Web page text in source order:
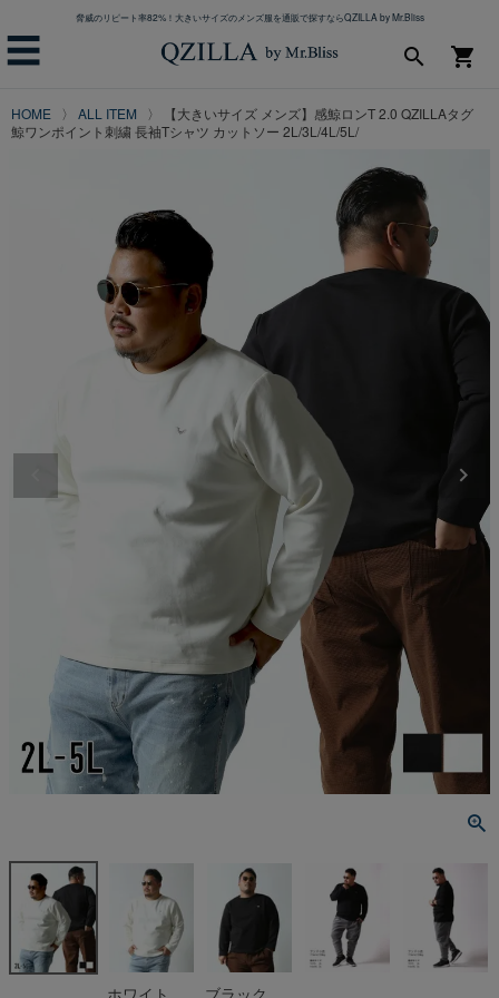
脅威のリピート率82%！大きいサイズのメンズ服を通販で探すならQZILLA by Mr.Bliss
☰ shopping_cart
search
HOME ALL ITEM
【大きいサイズ メンズ】感鯨ロンT 2.0 QZILLAタグ
鯨ワンポイント刺繍 長袖Tシャツ カットソー 2L/3L/4L/5L/